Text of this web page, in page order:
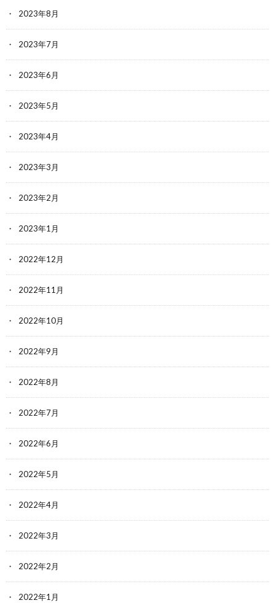
2023年8月
2023年7月
2023年6月
2023年5月
2023年4月
2023年3月
2023年2月
2023年1月
2022年12月
2022年11月
2022年10月
2022年9月
2022年8月
2022年7月
2022年6月
2022年5月
2022年4月
2022年3月
2022年2月
2022年1月